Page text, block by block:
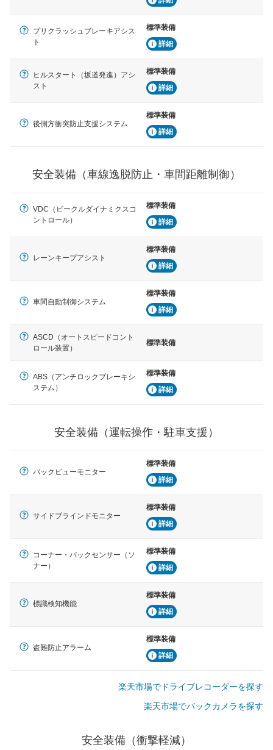
プアシストなどが装備されています
車間距離制御
安全な車間距離を保ちながら前車を追従するアダプティ
ブ・クルーズ・コントロールなどが装備されています。
運転・駐車支援
駐車をスムーズに行うためにインテリジェンスパーキン
グ・アシストやサイドブラインドモニターなどが装備さ
プリクラッシュブレーキアシス
ト
標準装備
詳細
ヒルスタート（坂道発進）アシ
スト
標準装備
詳細
後側方衝突防止支援システム
標準装備
詳細
安全装備（車線逸脱防止・車間距離制御）
VDC（ビークルダイナミクスコ
ントロール）
標準装備
詳細
レーンキープアシスト
標準装備
詳細
車間自動制御システム
標準装備
詳細
ASCD（オートスピードコント
ロール装置）
標準装備
ABS（アンチロックブレーキシ
ステム）
標準装備
詳細
安全装備（運転操作・駐車支援）
バックビューモニター
標準装備
詳細
サイドブラインドモニター
標準装備
詳細
コーナー・バックセンサー（ソ
ナー）
標準装備
詳細
標識検知機能
標準装備
詳細
盗難防止アラーム
標準装備
詳細
楽天市場でドライブレコーダーを探す
楽天市場でバックカメラを探す
安全装備（衝撃軽減）